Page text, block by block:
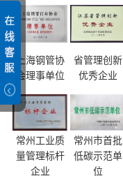
上海钢管协
会理事单位
省管理创新
优秀企业
常州工业质
量管理标杆
企业
常州市首批
低碳示范单
位